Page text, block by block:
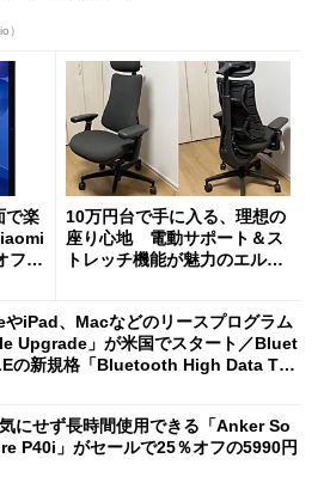
）
で楽
フの
10万円台で手に入る、理想の
座り心地 電動サポート＆ス
トレッチ機能が魅力のエルゴ
iPad、Macなどのリースプログラム
Upgrade」が米国でスタート／Bluet
の新規格「Bluetooth High Data Thr
にせず長時間使用できる「Anker So
P40i」がセールで25％オフの5990円